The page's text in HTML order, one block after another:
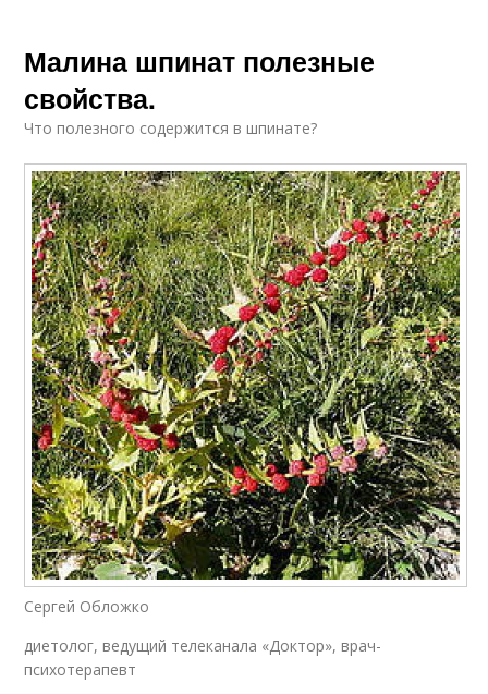
Малина шпинат полезные
свойства.
Что полезного содержится в шпинате?
Сергей Обложко
диетолог, ведущий телеканала «Доктор», врач-
психотерапевт